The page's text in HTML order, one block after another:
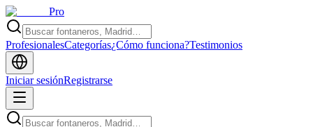
Pro
ProfesionalesCategorías¿Cómo funciona?Testimonios
Iniciar sesiónRegistrarse